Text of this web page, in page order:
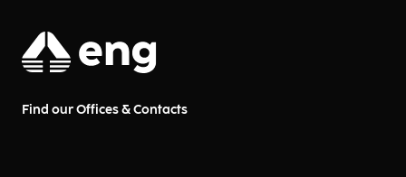
Find our Offices & Contacts